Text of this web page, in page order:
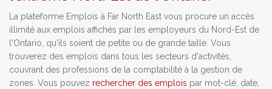
La plateforme Emplois à Far North East vous procure un accès
illimité aux emplois affichés par les employeurs du Nord-Est de
l'Ontario, qu'ils soient de petite ou de grande taille. Vous
trouverez des emplois dans tous les secteurs d'activités,
couvrant des professions de la comptabilité à la gestion de
zones. Vous pouvez rechercher des emplois par mot-clé, date,